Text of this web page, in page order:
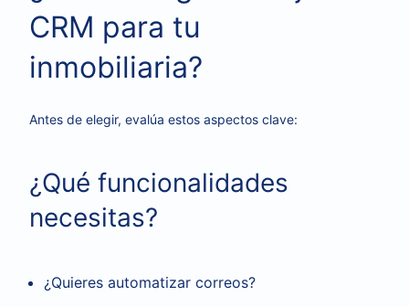
CRM para tu
inmobiliaria?
Antes de elegir, evalúa estos aspectos clave:
¿Qué funcionalidades
necesitas?
¿Quieres automatizar correos?